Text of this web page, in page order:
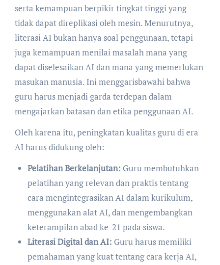
serta kemampuan berpikir tingkat tinggi yang
tidak dapat direplikasi oleh mesin. Menurutnya,
literasi AI bukan hanya soal penggunaan, tetapi
juga kemampuan menilai masalah mana yang
dapat diselesaikan AI dan mana yang memerlukan
masukan manusia. Ini menggarisbawahi bahwa
guru harus menjadi garda terdepan dalam
mengajarkan batasan dan etika penggunaan AI.
Oleh karena itu, peningkatan kualitas guru di era
AI harus didukung oleh:
Pelatihan Berkelanjutan: Guru membutuhkan
pelatihan yang relevan dan praktis tentang
cara mengintegrasikan AI dalam kurikulum,
menggunakan alat AI, dan mengembangkan
keterampilan abad ke-21 pada siswa.
Literasi Digital dan AI: Guru harus memiliki
pemahaman yang kuat tentang cara kerja AI,